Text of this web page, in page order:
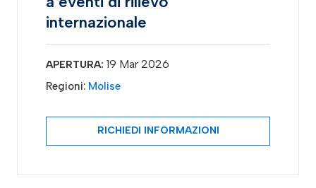
internazionale
APERTURA: 19 Mar 2026
Regioni: Molise
RICHIEDI INFORMAZIONI